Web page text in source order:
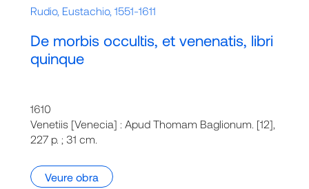
Rudio, Eustachio, 1551-1611
De morbis occultis, et venenatis, libri
quinque
1610
Venetiis [Venecia] : Apud Thomam Baglionum. [12],
227 p. ; 31 cm.
Veure obra